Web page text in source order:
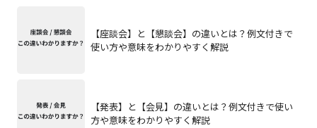
【座談会】と【懇談会】の違いとは？例文付きで
使い方や意味をわかりやすく解説
【発表】と【会見】の違いとは？例文付きで使い
方や意味をわかりやすく解説